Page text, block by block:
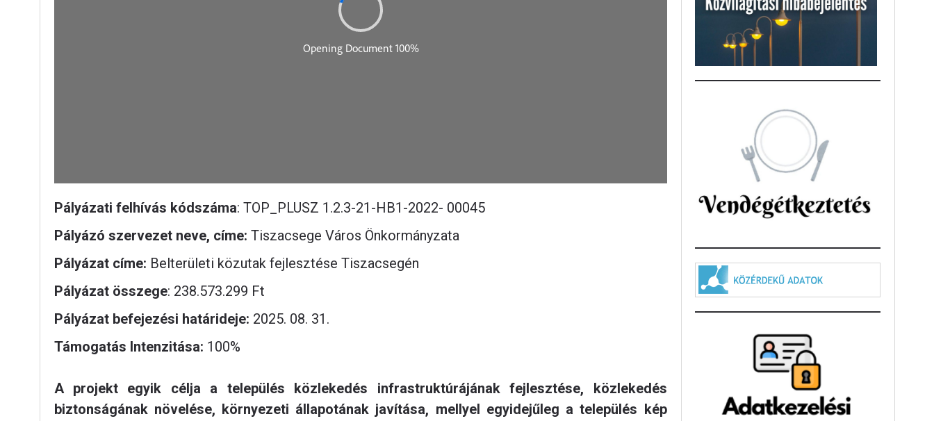
Pályázati felhívás kódszáma: TOP_PLUSZ 1.2.3-21-HB1-2022- 00045
Pályázó szervezet neve, címe: Tiszacsege Város Önkormányzata
Pályázat címe: Belterületi közutak fejlesztése Tiszacsegén
Pályázat összege: 238.573.299 Ft
Pályázat befejezési határideje: 2025. 08. 31.
Támogatás Intenzitása: 100%
A projekt egyik célja a település közlekedés infrastruktúrájának fejlesztése, közlekedés
biztonságának növelése, környezeti állapotának javítása, mellyel egyidejűleg a település kép